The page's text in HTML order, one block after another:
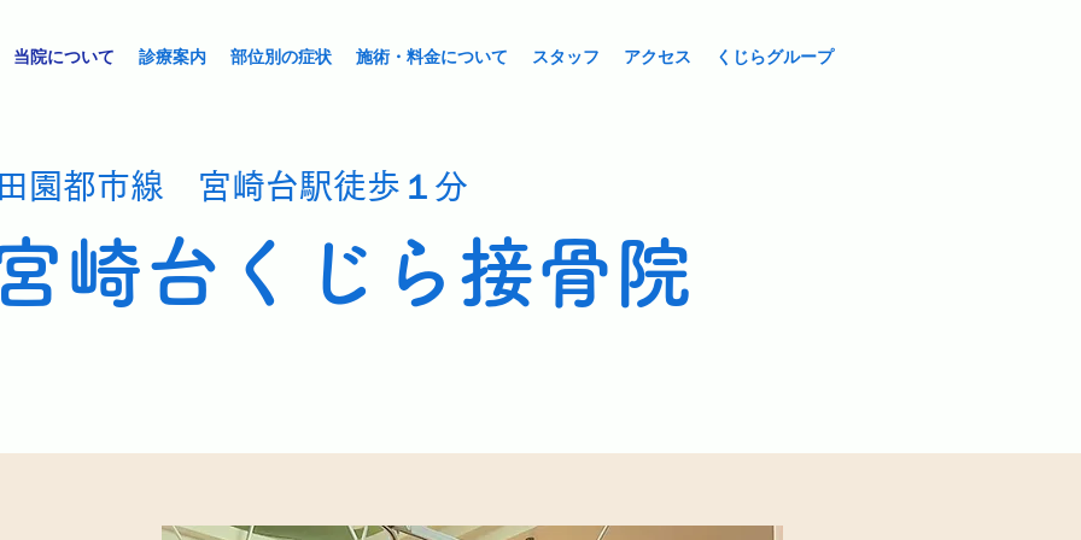
当院について 診療案内 部位別の症状 施術・料金について スタッフ アクセス くじらグループ
園都市線 宮崎台駅徒歩１分
崎台くじら接骨院